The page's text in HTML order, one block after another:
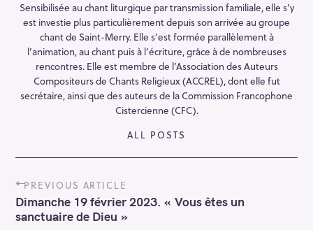
Sensibilisée au chant liturgique par transmission familiale, elle s’y
est investie plus particulièrement depuis son arrivée au groupe
chant de Saint-Merry. Elle s’est formée parallèlement à
l’animation, au chant puis à l’écriture, grâce à de nombreuses
rencontres. Elle est membre de l’Association des Auteurs
Compositeurs de Chants Religieux (ACCREL), dont elle fut
secrétaire, ainsi que des auteurs de la Commission Francophone
Cistercienne (CFC).
ALL POSTS
P
o
s
t
PREVIOUS ARTICLE
Dimanche 19 février 2023. « Vous êtes un
sanctuaire de Dieu »
S
e
a
o
r
: